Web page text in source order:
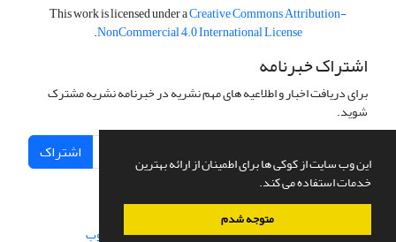
این وب سایت از کوکی ها برای اطمینان از ارائه بهترین
خدمات استفاده می کند.
متوجه شدم
This work is licensed under aCreative Commons Attribution-
NonCommercial 4.0 International License
.
اشتراک خبرنامه
برای دریافت اخبار و اطلاعیه های مهم نشریه در خبرنامه نشریه مشترک
شوید.
اشتراک
سامانه مدیریت نشریات علمی.طراحی و پیاده سازی از سیناوب